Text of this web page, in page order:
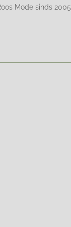
Mode sinds 2005